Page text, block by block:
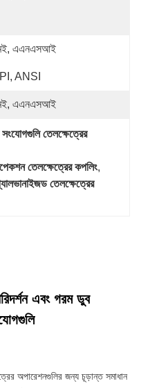
এএনএসআই
ANSI
এএনএসআই
তেলক্ষেত্রের
তেলক্ষেত্রের কপলিং,
তেলক্ষেত্রের
এবং গরম ডুব
অপারেশনগুলির জন্য চূড়ান্ত সমাধান